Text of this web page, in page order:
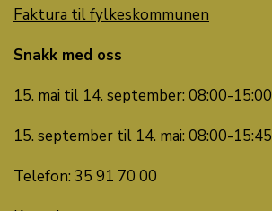
Faktura til fylkeskommunen
Snakk med oss
15. mai til 14. september: 08:00-15:00
15. september til 14. mai: 08:00-15:45
Telefon: 35 91 70 00